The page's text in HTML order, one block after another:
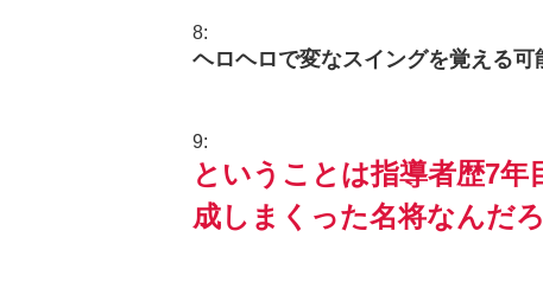
8:
ヘロヘロで変なスイングを覚える
9:
ということは指導者歴7
成しまくった名将なんだ